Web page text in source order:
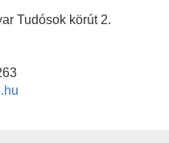
Tudósok körút 2.